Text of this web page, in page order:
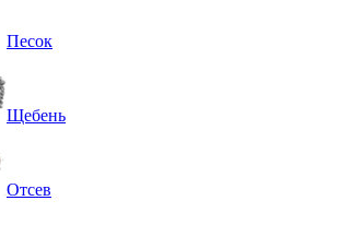
Песок
Щебень
Отсев